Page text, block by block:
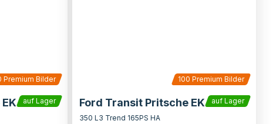
Premium Bilder
auf Lager
100 Premium Bilder
Ford Transit Pritsche EK
auf Lager
350 L3 Trend 165PS HA